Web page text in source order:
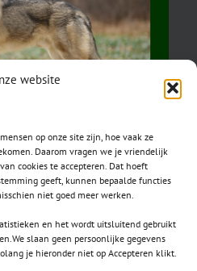
website
op onze site zijn, hoe vaak ze
Daarom vragen we je vriendelijk
cookies te accepteren. Dat hoeft
geeft, kunnen bepaalde functies
niet goed meer werken.
en het wordt uitsluitend gebruikt
slaan geen persoonlijke gegevens
je hieronder niet op Accepteren klikt.